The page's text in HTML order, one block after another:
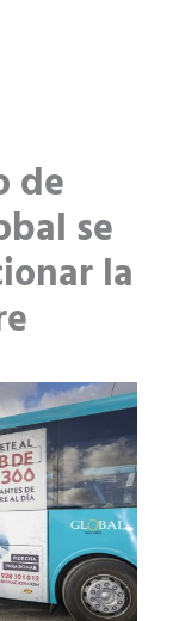
de
se
la